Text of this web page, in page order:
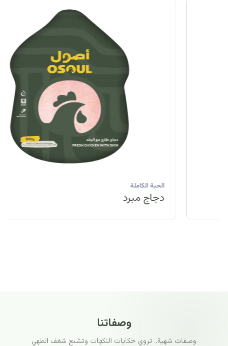
وصفاتنا
وصفات شهية.. تروي حكايات النكهات وتشبع شغف الطهي